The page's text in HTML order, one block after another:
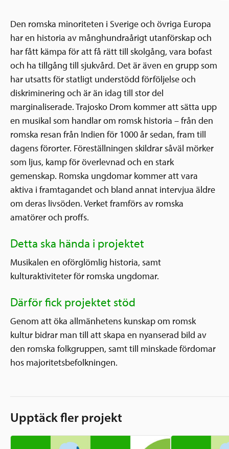
Den romska minoriteten i Sverige och övriga Europa
har en historia av månghundraårigt utanförskap och
har fått kämpa för att få rätt till skolgång, vara bofast
och ha tillgång till sjukvård. Det är även en grupp som
har utsatts för statligt understödd förföljelse och
diskriminering och är än idag till stor del
marginaliserade. Trajosko Drom kommer att sätta upp
en musikal som handlar om romsk historia – från den
romska resan från Indien för 1000 år sedan, fram till
dagens förorter. Föreställningen skildrar såväl mörker
som ljus, kamp för överlevnad och en stark
gemenskap. Romska ungdomar kommer att vara
aktiva i framtagandet och bland annat intervjua äldre
om deras livsöden. Verket framförs av romska
amatörer och proffs.
Detta ska hända i projektet
Musikalen en oförglömlig historia, samt
kulturaktiviteter för romska ungdomar.
Därför fick projektet stöd
Genom att öka allmänhetens kunskap om romsk
kultur bidrar man till att skapa en nyanserad bild av
den romska folkgruppen, samt till minskade fördomar
hos majoritetsbefolkningen.
Upptäck fler projekt